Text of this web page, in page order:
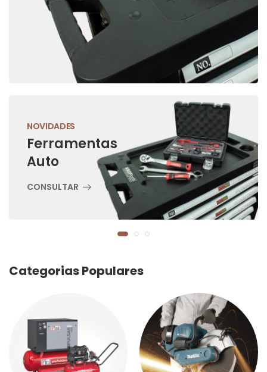
NOVIDADES
Ferramentas
Auto
CONSULTAR
Categorias Populares